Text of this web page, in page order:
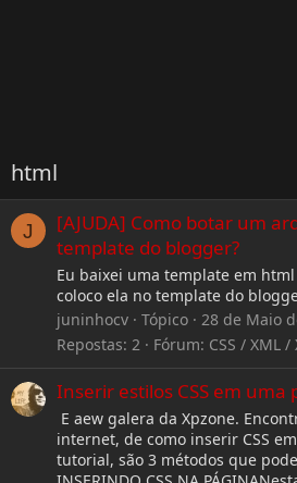
html
J
[AJUDA] Como botar um
template do blogger?
Eu baixei uma template em
coloco ela no template do
juninhocv
Tópico 28 de Maio
Repostas: 2 Fórum: CSS / XML
Inserir estilos CSS em uma
E aew galera da Xpzone.
internet, de como inserir CSS
tutorial, são 3 métodos que